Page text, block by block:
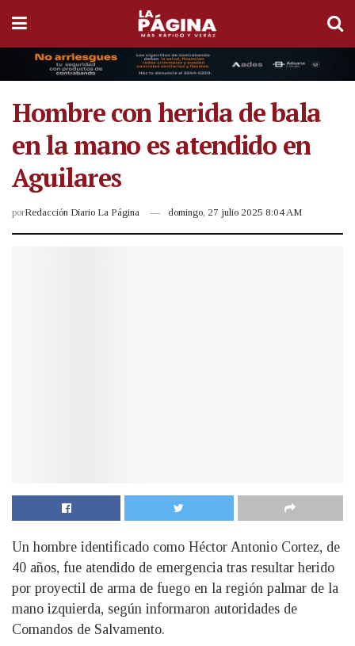
Hombre con herida de bala
en la mano es atendido en
Aguilares
porRedacción Diario La Página domingo, 27 julio 2025 8:04 AM
Un hombre identificado como Héctor Antonio Cortez, de
40 años, fue atendido de emergencia tras resultar herido
por proyectil de arma de fuego en la región palmar de la
mano izquierda, según informaron autoridades de
Comandos de Salvamento.